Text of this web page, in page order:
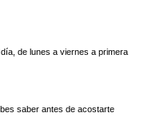
de lunes a viernes a primera
saber antes de acostarte